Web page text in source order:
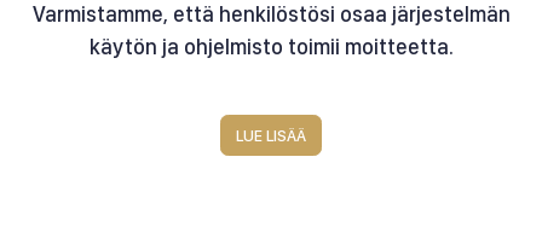
Varmistamme, että henkilöstösi osaa järjestelmän
käytön ja ohjelmisto toimii moitteetta.
LUE LISÄÄ